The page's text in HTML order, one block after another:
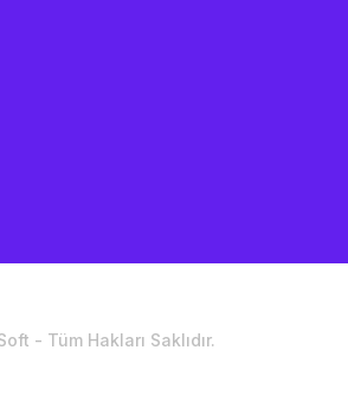
- Tüm Hakları Saklıdır.